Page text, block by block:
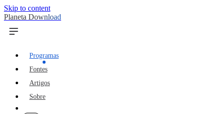
Skip to content
Planeta Download
Programas
Fontes
Artigos
Sobre